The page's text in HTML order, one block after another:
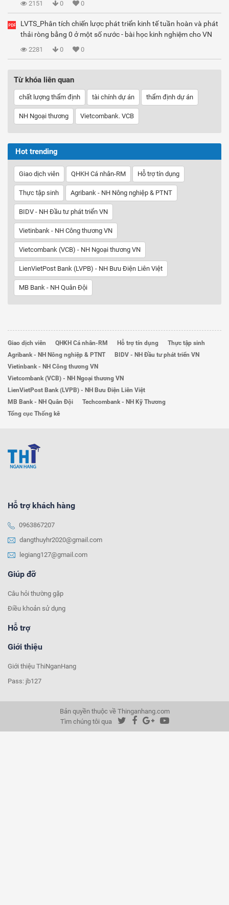
2151 0 0
LVTS_Phân tích chiến lược phát triển kinh tế tuần hoàn và phát
thải ròng bằng 0 ở một số nước - bài học kinh nghiệm cho VN
2281 0 0
Từ khóa liên quan
chất lượng thẩm định tài chính dự án thẩm định dự án
NH Ngoại thương Vietcombank. VCB
Hot trending
Giao dịch viên QHKH Cá nhân-RM Hỗ trợ tín dụng
Thực tập sinh Agribank - NH Nông nghiệp & PTNT
BIDV - NH Đầu tư phát triển VN
Vietinbank - NH Công thương VN
Vietcombank (VCB) - NH Ngoại thương VN
LienVietPost Bank (LVPB) - NH Bưu Điện Liên Việt
MB Bank - NH Quân Đội
Giao dịch viên QHKH Cá nhân-RM Hỗ trợ tín dụng
Thực tập sinh
Agribank - NH Nông nghiệp & PTNT
BIDV - NH Đầu tư phát triển VN
Vietinbank - NH Công thương VN
Vietcombank (VCB) - NH Ngoại thương VN
LienVietPost Bank (LVPB) - NH Bưu Điện Liên Việt
MB Bank - NH Quân Đội
Techcombank - NH Kỹ Thương
Tổng cục Thống kê
Hỗ trợ khách hàng
0963867207
dangthuyhr2020@gmail.com
legiang127@gmail.com
Giúp đỡ
Câu hỏi thường gặp
Điều khoản sử dụng
Hỗ trợ
Giới thiệu
Giới thiệu ThiNganHang
Pass: jb127
Bản quyền thuộc về Thinganhang.com
Tìm chúng tôi qua